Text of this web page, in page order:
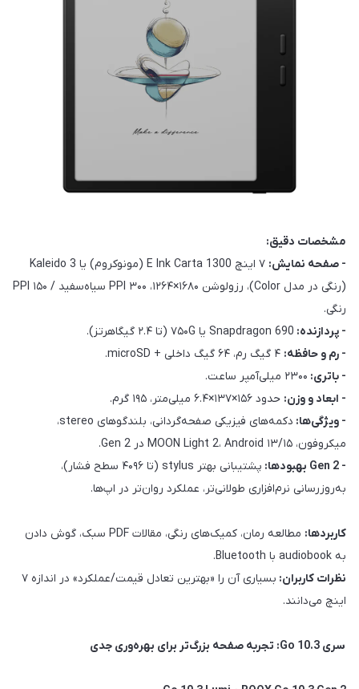
مشخصات دقیق:
- صفحه نمایش:
۷ اینچ E Ink Carta 1300 (مونوکروم) یا Kaleido 3
(رنگی در مدل Color)، رزولوشن ۱۶۸۰×۱۲۶۴، ۳۰۰ PPI سیاه‌سفید / ۱۵۰ PPI
رنگی.
- پردازنده: Snapdragon 690 یا ۷۵۰G (تا ۲.۴ گیگاهرتز).
- رم و حافظه:
- باتری: ۲۳۰۰ میلی‌آمپر ساعت.
- ابعاد و وزن: حدود ۱۵۶×۱۳۷×۶.۴ میلی‌متر، ۱۹۵ گرم.
- ویژگی‌ها:
دکمه‌های فیزیکی صفحه‌گردانی، بلندگوهای stereo،
میکروفون، MOON Light 2، Android ۱۳/۱۵ در Gen 2.
- Gen 2 بهبودها:
پشتیبانی بهتر stylus (تا ۴۰۹۶ سطح فشار)،
به‌روزرسانی نرم‌افزاری طولانی‌تر، عملکرد روان‌تر در اپ‌ها.
کاربردها:
مطالعه رمان، کمیک‌های رنگی، مقالات PDF سبک، گوش دادن
به audiobook با Bluetooth.
نظرات کاربران:
بسیاری آن را «بهترین تعادل قیمت/عملکرد» در اندازه ۷
اینچ می‌دانند.
سری Go 10.3: تجربه صفحه بزرگ‌تر برای بهره‌وری جدی